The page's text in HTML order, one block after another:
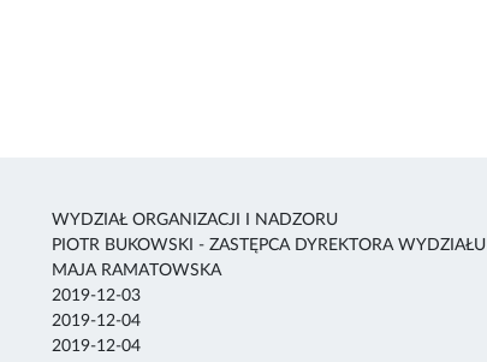
WYDZIAŁ ORGANIZACJI I NADZORU
PIOTR BUKOWSKI - ZASTĘPCA DYREKTORA WYDZIAŁU
MAJA RAMATOWSKA
2019-12-03
2019-12-04
2019-12-04